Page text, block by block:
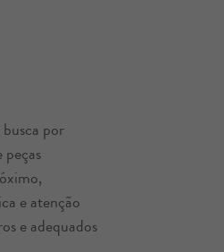
por
e atenção
e adequados